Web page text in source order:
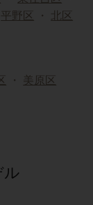
平野区 ・
北区
・ 美原区